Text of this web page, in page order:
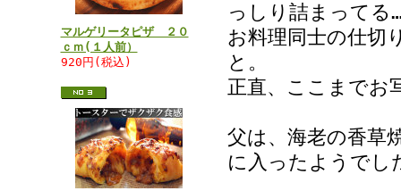
マルゲリータピザ ２０
ｃｍ(１人前）
920円(税込)
っしり詰まってる
お料理同士の仕切
と。
正直、ここまでお
父は、海老の香草
に入ったようでし